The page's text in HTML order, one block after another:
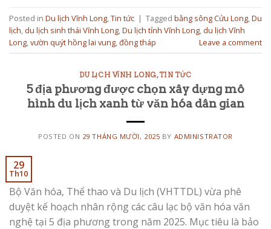
Posted in Du lịch Vĩnh Long,Tin tức | Tagged bằng sông Cửu Long,Du
lịch, du lịch sinh thái Vĩnh Long,Du lịch tỉnh Vĩnh Long, du lịch Vĩnh
Long,vườn quýt hồng lai vung,đồng tháp Leave a comment
DU LỊCH VĨNH LONG,TIN TỨC
5 địa phương được chọn xây dựng mô
hình du lịch xanh từ văn hóa dân gian
POSTED ON 29 THÁNG MƯỜI, 2025 BY ADMINISTRATOR
29
Th10
Bộ Văn hóa, Thể thao và Du lịch (VHTTDL) vừa phê
duyệt kế hoạch nhân rộng các câu lạc bộ văn hóa văn
nghệ tại 5 địa phương trong năm 2025. Mục tiêu là bảo